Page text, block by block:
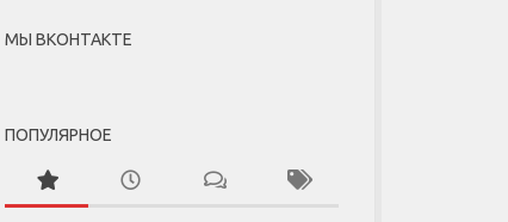
МЫ ВКОНТАКТЕ
ПОПУЛЯРНОЕ